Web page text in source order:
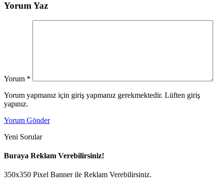
Yorum Yaz
Yorum *
Yorum yapmanız için giriş yapmanız gerekmektedir. Lüften giriş
yapınız.
Yorum Gönder
Yeni Sorular
Buraya Reklam Verebilirsiniz!
350x350 Pixel Banner ile Reklam Verebilirsiniz.